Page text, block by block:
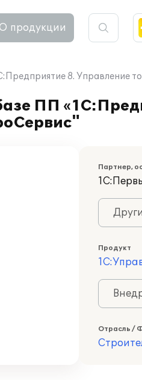
О продукции
8.
ПП
Партнер,
Продукт
Отрасль /